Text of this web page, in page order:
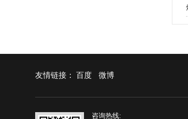
友情链接： 百度 微博
咨询热线: